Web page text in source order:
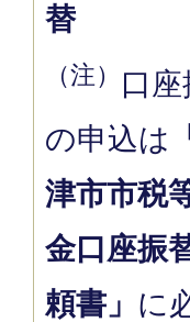
替
（注）
口
の申込は
津市市税
金口座振
頼書」 に